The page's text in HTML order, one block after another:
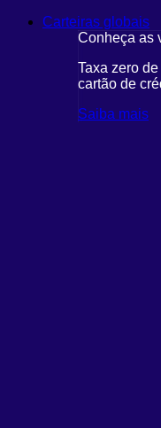
Carteiras globais
Conheça as
Taxa zero
cartão de
Saiba mais